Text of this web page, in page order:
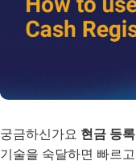
궁금하신가요 현금 등
기술을 숙달하면 빠르